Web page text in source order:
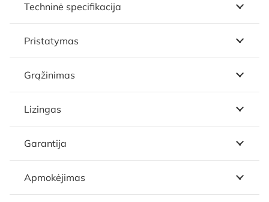
Techninė specifikacija
Pristatymas
Grąžinimas
Lizingas
Garantija
Apmokėjimas